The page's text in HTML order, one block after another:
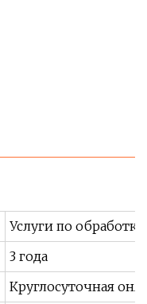
Услуги по
3 года
Круглосуточная